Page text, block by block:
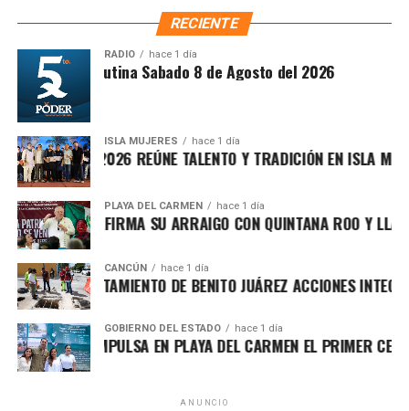
Unirme al canal de WhatsApp
priorizando la atención a sectores vulnerables. Asimismo,
es ampliamente reconocida por abanderar el fuerte
movimiento ciudadano contra la concesionaria Aguakan,
exigiendo soluciones definitivas al deficiente suministro
hídrico en los municipios de Benito Juárez, Isla Mujeres,
Playa del Carmen y Puerto Morelos.
Como figura fundadora de Morena en Quintana Roo,
Villegas ha respaldado el proyecto de Andrés Manuel
López Obrador desde 2016 y mantiene firme apoyo a la
presidenta Claudia Sheinbaum Pardo. Frente a los
próximos retos, emitió un mensaje netamente conciliador,
asegurando que la región demanda absoluta unidad,
generosidad y altura de miras, alejándose de cualquier
confrontación para lograr consolidar el proyecto estatal.
Fuente: 5to Poder Agencia de Noticias
RECIENTE
RADIO hace 1 día
Síntesis Matutina Sabado 8 de Agosto del 2026
ISLA MUJERES hace 1 día
ISLEÑO 2026 REÚNE TALENTO Y TRADICIÓN EN ISLA MUJERES
PLAYA DEL CARMEN hace 1 día
REAFIRMA SU ARRAIGO CON QUINTANA ROO Y LLAMA A
CANCÚN hace 1 día
AYUNTAMIENTO DE BENITO JUÁREZ ACCIONES
GOBIERNO DEL ESTADO hace 1 día
IMPULSA EN PLAYA DEL CARMEN EL PRIMER CENTRO
ANUNCIO